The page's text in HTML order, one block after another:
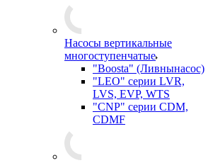
Насосы вертикальные
многоступенчатые
"Boosta" (Ливнынасос)
"LEO" серии LVR,
LVS, EVP, WTS
"CNP" серии CDM,
CDMF